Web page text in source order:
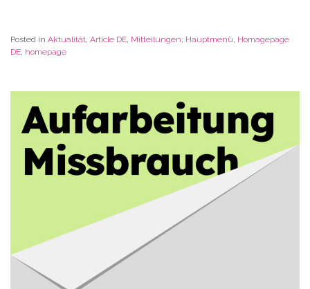
Posted in Aktualität, Article DE, Mitteilungen, Hauptmenü, Homagepage
DE, homepage